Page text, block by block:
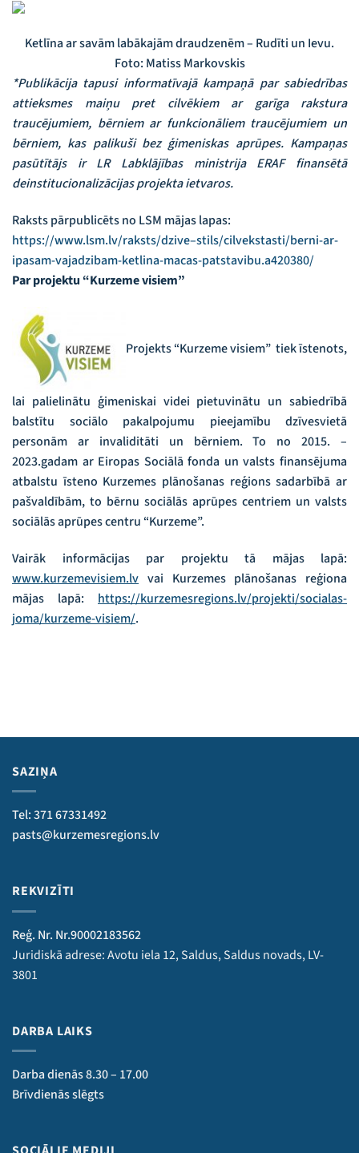
Ketlīna ar savām labākajām draudzenēm – Rudīti un Ievu.
Foto: Matiss Markovskis
*Publikācija tapusi informatīvajā kampaņā par sabiedrības
attieksmes maiņu pret cilvēkiem ar garīga rakstura
traucējumiem, bērniem ar funkcionāliem traucējumiem un
bērniem, kas palikuši bez ģimeniskas aprūpes. Kampaņas
pasūtītājs ir LR Labklājības ministrija ERAF finansētā
deinstitucionalizācijas projekta ietvaros.
Raksts pārpublicēts no LSM mājas lapas:
https://www.lsm.lv/raksts/dzive–stils/cilvekstasti/berni-ar-
ipasam-vajadzibam-ketlina-macas-patstavibu.a420380/
Par projektu “Kurzeme visiem”
Projekts “Kurzeme visiem” tiek īstenots,
lai palielinātu ģimeniskai videi pietuvinātu un sabiedrībā
balstītu sociālo pakalpojumu pieejamību dzīvesvietā
personām ar invaliditāti un bērniem. To no 2015. –
2023.gadam ar Eiropas Sociālā fonda un valsts finansējuma
atbalstu īsteno Kurzemes plānošanas reģions sadarbībā ar
pašvaldībām, to bērnu sociālās aprūpes centriem un valsts
sociālās aprūpes centru “Kurzeme”.
Vairāk informācijas par projektu tā mājas lapā:
www.kurzemevisiem.lv vai Kurzemes plānošanas reģiona
mājas lapā: https://kurzemesregions.lv/projekti/socialas-
joma/kurzeme-visiem/.
SAZIŅA
Tel: 371 67331492
pasts@kurzemesregions.lv
REKVIZĪTI
Reģ. Nr. Nr.90002183562
Juridiskā adrese: Avotu iela 12, Saldus, Saldus novads, LV-
3801
DARBA LAIKS
Darba dienās 8.30 – 17.00
Brīvdienās slēgts